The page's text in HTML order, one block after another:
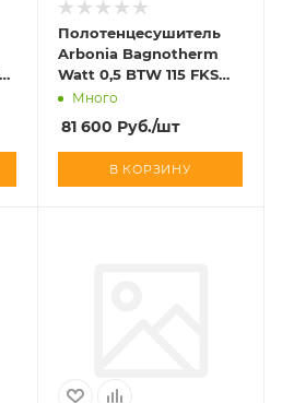
Полотенцесушитель
Arbonia Bagnotherm
Watt 0,5 BTW 115 FKS
белый
Много
81 600 Руб./шт
В КОРЗИНУ